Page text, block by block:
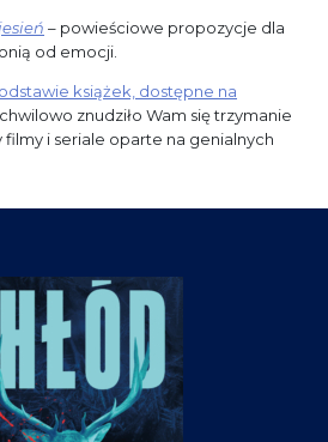
– powieściowe propozycje dla
od emocji.
książek, dostępne na
znudziło Wam się trzymanie
i seriale oparte na genialnych